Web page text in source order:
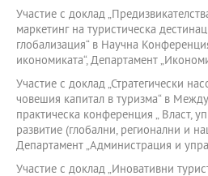
Участие с доклад
маркетинг на туристическа
глобализация“ в Научна
икономиката“, Департамент
Участие с доклад „Стратегически
човешия капитал в туризма“ в
практическа конференция „ Власт,
развитие (глобални, регионални и
Департамент „Администрация и
Участие с доклад „Иновативни